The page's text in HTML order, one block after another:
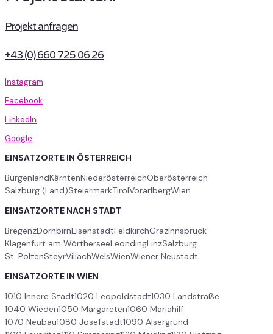
Projekt anfragen
+43 (0) 660 725 06 26
Instagram
Facebook
LinkedIn
Google
EINSATZORTE IN ÖSTERREICH
BurgenlandKärntenNiederösterreichOberösterreich
Salzburg (Land)SteiermarkTirolVorarlbergWien
EINSATZORTE NACH STADT
BregenzDornbirnEisenstadtFeldkirchGrazInnsbruck
Klagenfurt am WörtherseeLeondingLinzSalzburg
St. PöltenSteyrVillachWelsWienWiener Neustadt
EINSATZORTE IN WIEN
1010 Innere Stadt1020 Leopoldstadt1030 Landstraße
1040 Wieden1050 Margareten1060 Mariahilf
1070 Neubau1080 Josefstadt1090 Alsergrund